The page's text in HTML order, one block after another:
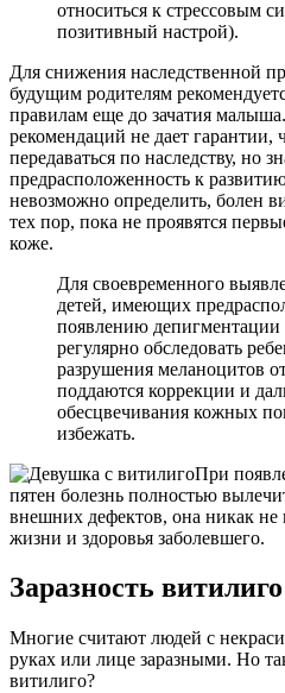
относиться к стрессовым
позитивный настрой).
Для снижения наследственной
будущим родителям
правилам еще до зачатия
рекомендаций не дает гарантии,
передаваться по наследству, но
предрасположенность к
невозможно определить, болен
тех пор, пока не проявятся
коже.
Для своевременного
детей, имеющих
появлению депигментации
регулярно обследовать
разрушения меланоцитов
поддаются коррекции и
обесцвечивания кожных
избежать.
При
пятен болезнь полностью
внешних дефектов, она никак не
жизни и здоровья заболевшего.
Заразность витилиго
Многие считают людей с
руках или лице заразными. Но
витилиго?